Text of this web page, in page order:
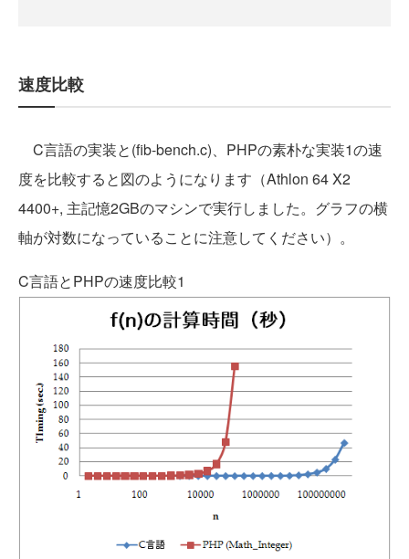
速度比較
C言語の実装と(fib-bench.c)、PHPの素朴な実装1の速
度を比較すると図のようになります（Athlon 64 X2
4400+, 主記憶2GBのマシンで実行しました。グラフの横
軸が対数になっていることに注意してください）。
C言語とPHPの速度比較1